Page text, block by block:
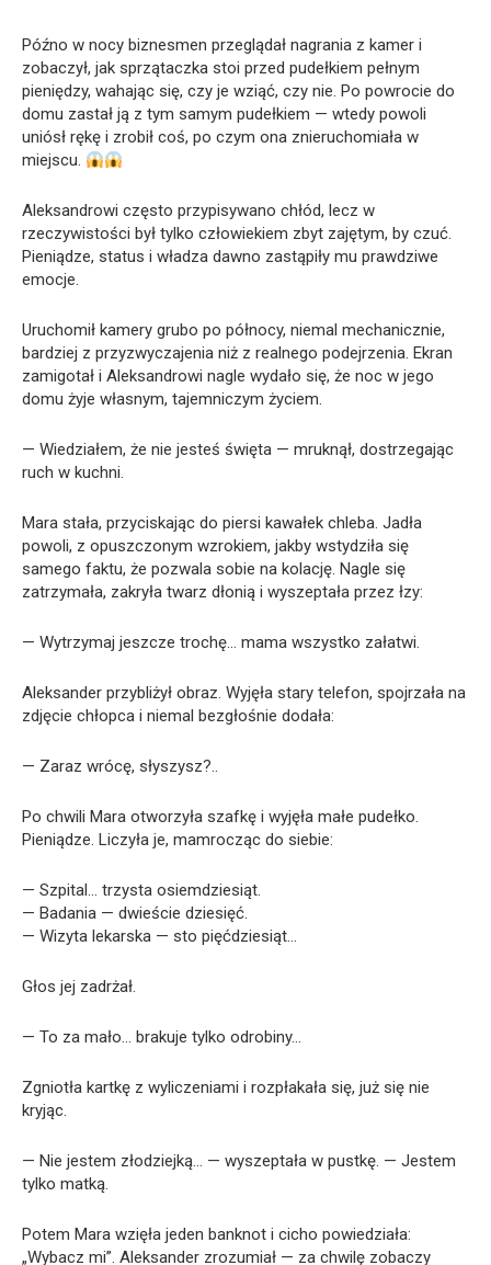
Późno w nocy biznesmen przeglądał nagrania z kamer i
zobaczył, jak sprzątaczka stoi przed pudełkiem pełnym
pieniędzy, wahając się, czy je wziąć, czy nie. Po powrocie do
domu zastał ją z tym samym pudełkiem — wtedy powoli
uniósł rękę i zrobił coś, po czym ona znieruchomiała w
miejscu.
Aleksandrowi często przypisywano chłód, lecz w
rzeczywistości był tylko człowiekiem zbyt zajętym, by czuć.
Pieniądze, status i władza dawno zastąpiły mu prawdziwe
emocje.
Uruchomił kamery grubo po północy, niemal mechanicznie,
bardziej z przyzwyczajenia niż z realnego podejrzenia. Ekran
zamigotał i Aleksandrowi nagle wydało się, że noc w jego
domu żyje własnym, tajemniczym życiem.
— Wiedziałem, że nie jesteś święta — mruknął, dostrzegając
ruch w kuchni.
Mara stała, przyciskając do piersi kawałek chleba. Jadła
powoli, z opuszczonym wzrokiem, jakby wstydziła się
samego faktu, że pozwala sobie na kolację. Nagle się
zatrzymała, zakryła twarz dłonią i wyszeptała przez łzy:
— Wytrzymaj jeszcze trochę… mama wszystko załatwi.
Aleksander przybliżył obraz. Wyjęła stary telefon, spojrzała na
zdjęcie chłopca i niemal bezgłośnie dodała:
— Zaraz wrócę, słyszysz?..
Po chwili Mara otworzyła szafkę i wyjęła małe pudełko.
Pieniądze. Liczyła je, mamrocząc do siebie:
— Szpital… trzysta osiemdziesiąt.
— Badania — dwieście dziesięć.
— Wizyta lekarska — sto pięćdziesiąt…
Głos jej zadrżał.
— To za mało… brakuje tylko odrobiny…
Zgniotła kartkę z wyliczeniami i rozpłakała się, już się nie
kryjąc.
— Nie jestem złodziejką… — wyszeptała w pustkę. — Jestem
tylko matką.
Potem Mara wzięła jeden banknot i cicho powiedziała:
„Wybacz mi”. Aleksander zrozumiał — za chwilę zobaczy